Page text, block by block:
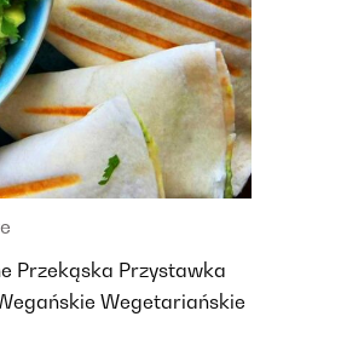
Przekąska Przystawka
Wegetariańskie